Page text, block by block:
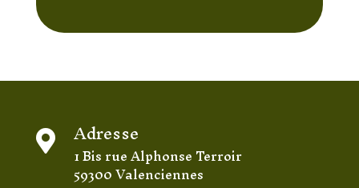
actuel
1,50 €.
 Adresse
1 Bis rue Alphonse Terroir
59300 Valenciennes